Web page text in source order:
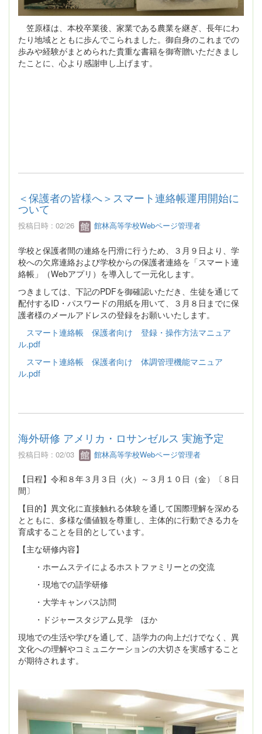
笠原様は、本校卒業後、家業である農業を継ぎ、長年にわ
たり地域とともに歩んでこられました。御自身のこれまでの
歩みや経験がまとめられた貴重な書籍を御寄贈いただきまし
たことに、心より感謝申し上げます。
＜保護者の皆様へ＞スマート連絡帳運用開始に
ついて
投稿日時 : 02/26 館林高等学校Webページ管理者
学校と保護者間の連絡を円滑に行うため、３月９日より、学
校への欠席連絡および学校からの保護者連絡を「スマート連
絡帳」（Webアプリ）を導入して一元化します。
つきましては、下記のPDFを御確認いただき、生徒を通じて
配付するID・パスワードの用紙を用いて、３月８日までに保
護者様のメールアドレスの登録をお願いいたします。
スマート連絡帳 保護者向け 登録・操作方法マニュア
ル.pdf
スマート連絡帳 保護者向け 体調管理機能マニュア
ル.pdf
海外研修 アメリカ・ロサンゼルス 実施予定
投稿日時 : 02/03 館林高等学校Webページ管理者
【日程】令和８年３月３日（火）～３月１０日（金）〔８日
間〕
【目的】異文化に直接触れる体験を通して国際理解を深める
とともに、多様な価値観を尊重し、主体的に行動できる力を
育成することを目的としています。
【主な研修内容】
・ホームステイによるホストファミリーとの交流
・現地での語学研修
・大学キャンパス訪問
・ドジャースタジアム見学 ほか
現地での生活や学びを通して、語学力の向上だけでなく、異
文化への理解やコミュニケーションの大切さを実感すること
が期待されます。